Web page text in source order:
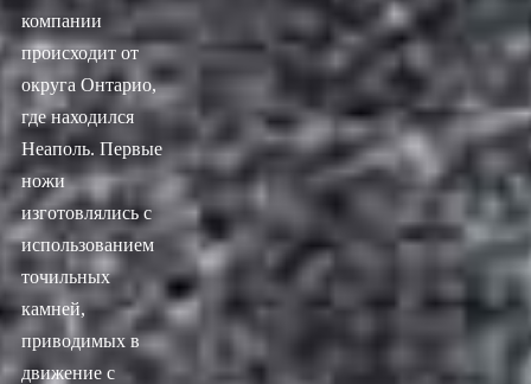
компании
происходит от
округа Онтарио,
где находился
Неаполь. Первые
ножи
изготовлялись с
использованием
точильных
камней,
приводимых в
движение с